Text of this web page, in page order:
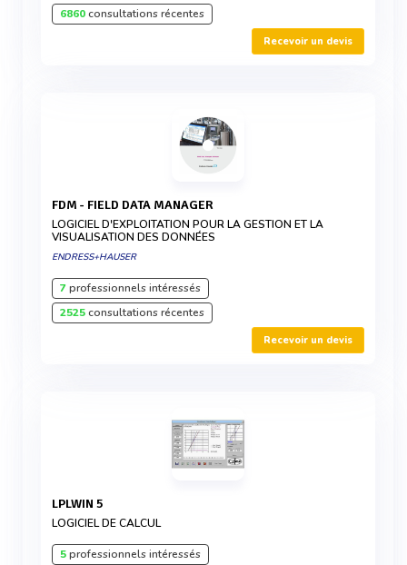
6860consultations récentes
Recevoir un devis
FDM - FIELD DATA MANAGER
LOGICIEL D'EXPLOITATION POUR LA GESTION ET LA
VISUALISATION DES DONNÉES
ENDRESS+HAUSER
7professionnels intéressés
2525consultations récentes
Recevoir un devis
LPLWIN 5
LOGICIEL DE CALCUL
5professionnels intéressés